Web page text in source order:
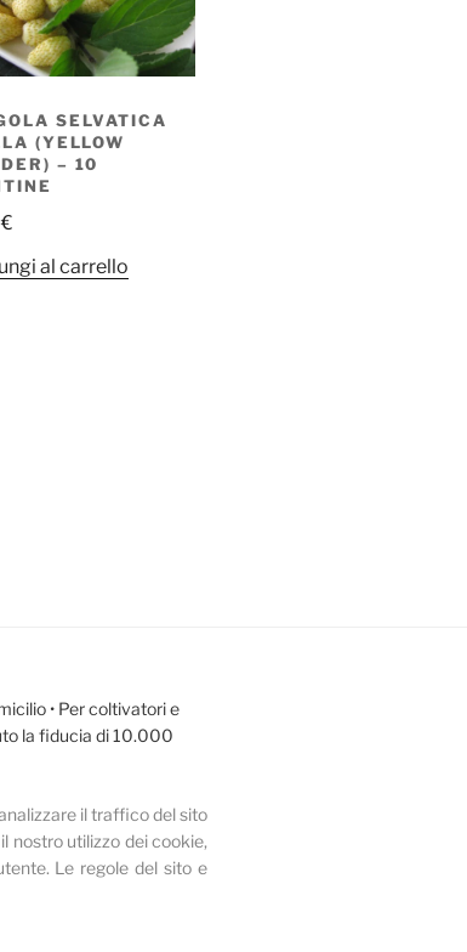
SELVATICA
(YELLOW
– 10
€
al carrello
• Per coltivatori e
la fiducia di 10.000
il traffico del sito
nostro utilizzo dei cookie,
Le regole del sito e